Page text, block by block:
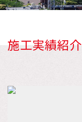
施工実績紹介